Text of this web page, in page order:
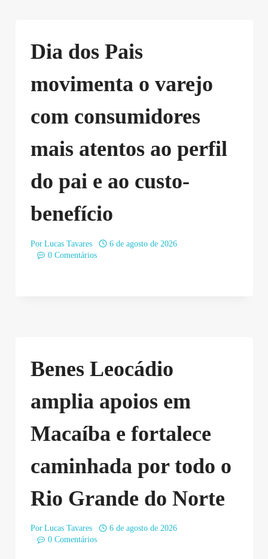
Dia dos Pais
movimenta o varejo
com consumidores
mais atentos ao perfil
do pai e ao custo-
benefício
Por Lucas Tavares
6 de agosto de 2026
0 Comentários
Benes Leocádio
amplia apoios em
Macaíba e fortalece
caminhada por todo o
Rio Grande do Norte
Por Lucas Tavares
6 de agosto de 2026
0 Comentários